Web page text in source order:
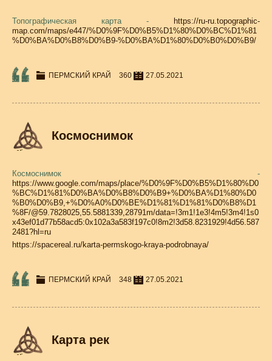
Топографическая карта -
https://ru-ru.topographic-
map.com/maps/e447/%D0%9F%D0%B5%D1%80%D0%BC%D1%81
%D0%BA%D0%B8%D0%B9-%D0%BA%D1%80%D0%B0%D0%B9/
ПЕРМСКИЙ КРАЙ 360 27.05.2021
Космоснимок
Космоснимок -
https://www.google.com/maps/place/%D0%9F%D0%B5%D1%80%D0
%BC%D1%81%D0%BA%D0%B8%D0%B9+%D0%BA%D1%80%D0
%B0%D0%B9,+%D0%A0%D0%BE%D1%81%D1%81%D0%B8%D1
%8F/@59.7828025,55.5881339,28791m/data=!3m1!1e3!4m5!3m4!1s0
x43ef01d77b58acd5:0x102a3a583f197c0!8m2!3d58.8231929!4d56.587
2481?hl=ru
https://spacereal.ru/karta-permskogo-kraya-podrobnaya/
ПЕРМСКИЙ КРАЙ 348 27.05.2021
Карта рек